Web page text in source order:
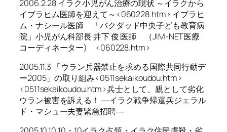
2006.2.28 イラク小児がん治療の現状 ～イラクから
イブラヒム医師を迎えて～<060228.htm> イブラヒ
ム・ナシール医師 「バクダッド中央子ども教育病
院」小児がん科部長 井下 俊 医師 （JIM-NET医療
コーディネーター) <060228.htm>
2005.11.3 「ウラン兵器禁止を求める国際共同行動デ
ー2005」の取り組み<0511sekaikoudou.htm>
<0511sekaikoudou.htm>兵士として、親として劣化
ウラン被害を訴える！ ―イラク戦争帰還兵ジェラル
ド・マシュー夫妻緊急招聘―